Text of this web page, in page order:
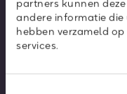
partners kunnen
andere informatie die
hebben verzameld
services.